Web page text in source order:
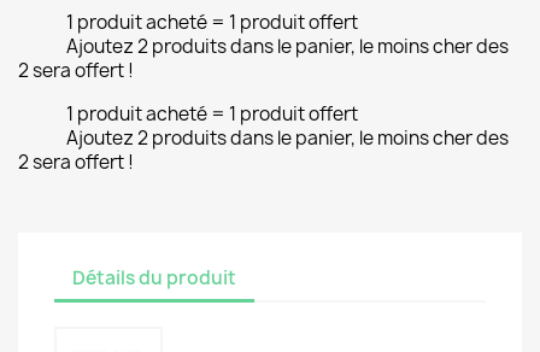
1 produit acheté = 1 produit offert
Ajoutez 2 produits dans le panier, le moins cher des
2 sera offert !
1 produit acheté = 1 produit offert
Ajoutez 2 produits dans le panier, le moins cher des
2 sera offert !
Détails du produit